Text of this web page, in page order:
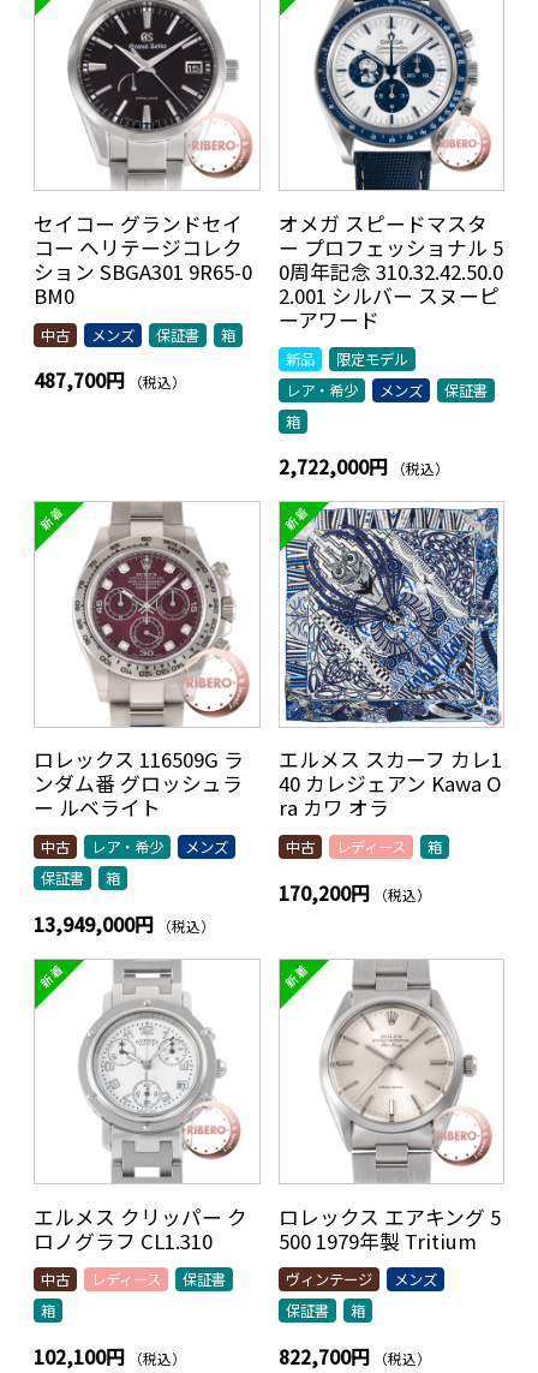
セイコー グランドセイ
コー ヘリテージコレク
ション SBGA301 9R65-0
BM0
中古 メンズ 保証書 箱
487,700円 （税込）
オメガ スピードマスタ
ー プロフェッショナル 5
0周年記念 310.32.42.50.0
2.001 シルバー スヌーピ
ーアワード
新品
限定モデル
レア・希少
メンズ
保証書
箱
2,722,000円 （税込）
ロレックス 116509G ラ
ンダム番 グロッシュラ
ー ルベライト
中古 レア・希少
メンズ
保証書
箱
13,949,000円 （税込）
エルメス スカーフ カレ1
40 カレジェアン Kawa O
ra カワ オラ
中古 レディース 箱
170,200円 （税込）
エルメス クリッパー ク
ロノグラフ CL1.310
中古 レディース
保証書
箱
102,100円 （税込）
ロレックス エアキング 5
500 1979年製 Tritium
ヴィンテージ
メンズ
保証書
箱
822,700円 （税込）